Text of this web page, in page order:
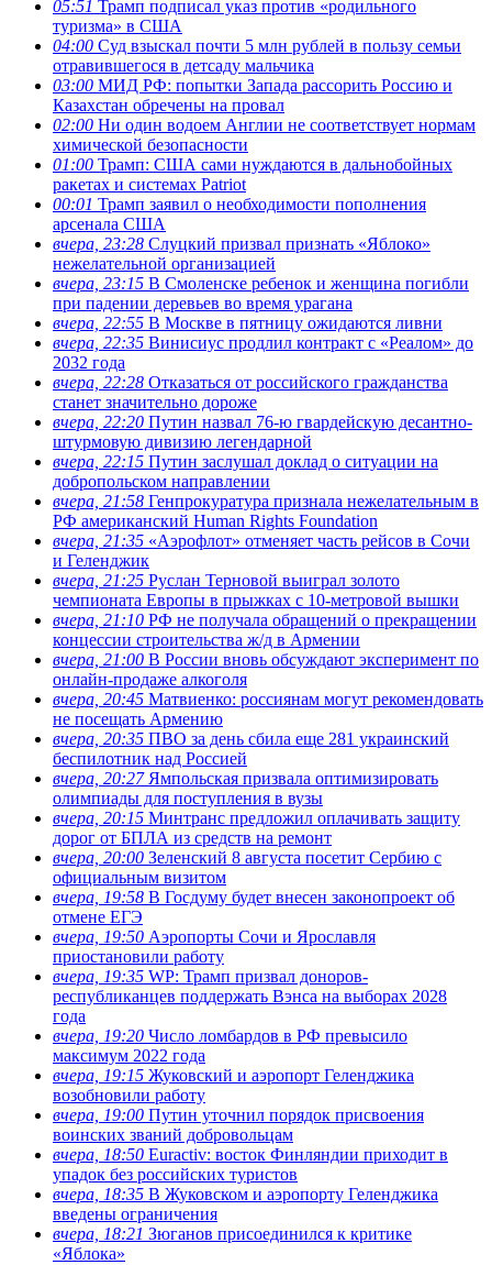
05:51 Трамп подписал указ против «родильного
туризма» в США
04:00 Суд взыскал почти 5 млн рублей в пользу семьи
отравившегося в детсаду мальчика
03:00 МИД РФ: попытки Запада рассорить Россию и
Казахстан обречены на провал
02:00 Ни один водоем Англии не соответствует нормам
химической безопасности
01:00 Трамп: США сами нуждаются в дальнобойных
ракетах и системах Patriot
00:01 Трамп заявил о необходимости пополнения
арсенала США
вчера, 23:28 Слуцкий призвал признать «Яблоко»
нежелательной организацией
вчера, 23:15 В Смоленске ребенок и женщина погибли
при падении деревьев во время урагана
вчера, 22:55 В Москве в пятницу ожидаются ливни
вчера, 22:35 Винисиус продлил контракт с «Реалом» до
2032 года
вчера, 22:28 Отказаться от российского гражданства
станет значительно дороже
вчера, 22:20 Путин назвал 76-ю гвардейскую десантно-
штурмовую дивизию легендарной
вчера, 22:15 Путин заслушал доклад о ситуации на
добропольском направлении
вчера, 21:58 Генпрокуратура признала нежелательным в
РФ американский Human Rights Foundation
вчера, 21:35 «Аэрофлот» отменяет часть рейсов в Сочи
и Геленджик
вчера, 21:25 Руслан Терновой выиграл золото
чемпионата Европы в прыжках с 10-метровой вышки
вчера, 21:10 РФ не получала обращений о прекращении
концессии строительства ж/д в Армении
вчера, 21:00 В России вновь обсуждают эксперимент по
онлайн-продаже алкоголя
вчера, 20:45 Матвиенко: россиянам могут рекомендовать
не посещать Армению
вчера, 20:35 ПВО за день сбила еще 281 украинский
беспилотник над Россией
вчера, 20:27Ямпольская призвала оптимизировать
олимпиады для поступления в вузы
вчера, 20:15 Минтранс предложил оплачивать защиту
дорог от БПЛА из средств на ремонт
вчера, 20:00 Зеленский 8 августа посетит Сербию с
официальным визитом
вчера, 19:58 В Госдуму будет внесен законопроект об
отмене ЕГЭ
вчера, 19:50 Аэропорты Сочи и Ярославля
приостановили работу
вчера, 19:35 WP: Трамп призвал доноров-
республиканцев поддержать Вэнса на выборах 2028
года
вчера, 19:20 Число ломбардов в РФ превысило
максимум 2022 года
вчера, 19:15 Жуковский и аэропорт Геленджика
возобновили работу
вчера, 19:00 Путин уточнил порядок присвоения
воинских званий добровольцам
вчера, 18:50 Euractiv: восток Финляндии приходит в
упадок без российских туристов
вчера, 18:35 В Жуковском и аэропорту Геленджика
введены ограничения
вчера, 18:21 Зюганов присоединился к критике
«Яблока»